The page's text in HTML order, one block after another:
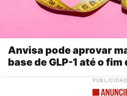
Anvisa pode aprovar
base de GLP-1 até o